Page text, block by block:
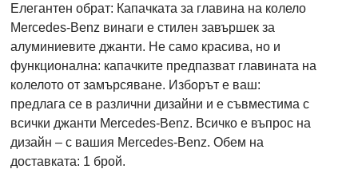
Елегантен обрат: Капачката за главина на колело
Mercedes-Benz винаги е стилен завършек за
алуминиевите джанти. Не само красива, но и
функционална: капачките предпазват главината на
колелото от замърсяване. Изборът е ваш:
предлага се в различни дизайни и е съвместима с
всички джанти Mercedes-Benz. Всичко е въпрос на
дизайн – с вашия Mercedes-Benz. Обем на
доставката: 1 брой.